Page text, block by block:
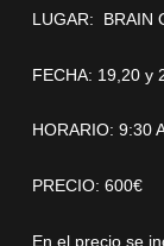
LUGAR: BRAIN
FECHA: 19,20 y
HORARIO: 9:30
PRECIO: 600€
En el precio se